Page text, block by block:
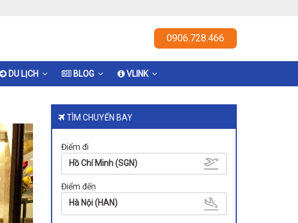
0906.728.466
DU LỊCH BLOG VLINK
TÌM CHUYẾN BAY
Điểm đi
Hồ Chí Minh (SGN)
Điểm đến
Hà Nội (HAN)